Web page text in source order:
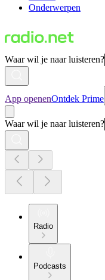
Onderwerpen
Waar wil je naar luisteren?
App openenOntdek Prime
Waar wil je naar luisteren?
Radio
Podcasts